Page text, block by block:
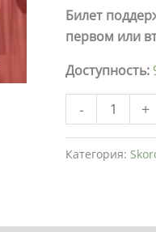
Билет
первом или
Доступность:
-
Прямо
от
производителя
к
потребителю!
в
усадьбе
+
Категория: